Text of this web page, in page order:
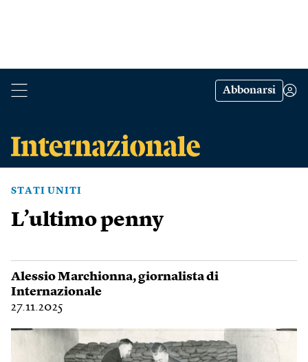
Abbonarsi
STATI UNITI
L’ultimo penny
Alessio Marchionna, giornalista di
Internazionale
27.11.2025